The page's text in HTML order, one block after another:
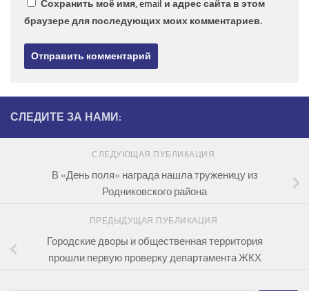
Сохранить моё имя, email и адрес сайта в этом
браузере для последующих моих комментариев.
СЛЕДИТЕ ЗА НАМИ:
СЛЕДУЮЩАЯ ПУБЛИКАЦИЯ
В «День поля» награда нашла труженицу из
Родниковского района
ПРЕДЫДУЩАЯ ПУБЛИКАЦИЯ
Городские дворы и общественная территория
прошли первую проверку департамента ЖКХ